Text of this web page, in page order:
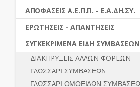
ΔΗΜΟΤΙΚΟΣ ΚΩΔΙΚΑΣ (Ν.3463/
ΚΑΛΛΙΚΡΑΤΗΣ (Ν.3852/2010)
ΝΟΜΟΘΕΣΙΑ - ΝΟΜΟΛΟΓΙΑ
ΝΟΜΟΘΕΣΙΑ - ΝΟΜΟΛΟΓΙΑ COVID
ΕΡΩΤΗΣΕΙΣ - ΑΠΑΝΤΗΣΕΙΣ
ΑΠΟΦΑΣΕΙΣ Α.Ε.Π.Π. - Ε.Α.ΔΗ.ΣΥ.
ΠΡΟΔΙΚΑΣΤΙΚΗ ΠΡΟΣΦΥΓΗ
ΓΕΝΙΚΟΙ ΚΑΝΟΝΕΣ
ΔΙΚΑΙΟΥΜΕΝΟΙ ΣΥΜΜΕΤΟΧΗΣ
ΠΡΟΣΦΟΡΕΣ – ΔΙΚΑΙΟΛΟΓΗΤΙΚΑ
ΣΥΜΜΕΤΟΧΗΣ
ΕΡΩΤΗΣΕΙΣ - ΑΠΑΝΤΗΣΕΙΣ
Ν. 4782/2021 - ΤΡΟΠΟΠΟΙΗΣΗ
4412/2016
ΔΙΕΞΑΓΩΓΗ ΔΙΑΔΙΚΑΣΙΑΣ
ΔΙΑΔΙΚΑΣΙΕΣ ΑΝΑΘΕΣΗΣ
ΣΥΓΚΕΚΡΙΜΕΝΑ ΕΙΔΗ ΣΥΜΒΑΣΕΩΝ
ΔΙΑΚΗΡΥΞΕΙΣ ΑΛΛΩΝ ΦΟΡΕΩΝ
ΓΛΩΣΣΑΡΙ ΣΥΜΒΑΣΕΩΝ
ΓΛΩΣΣΑΡΙ ΟΜΟΕΙΔΩΝ